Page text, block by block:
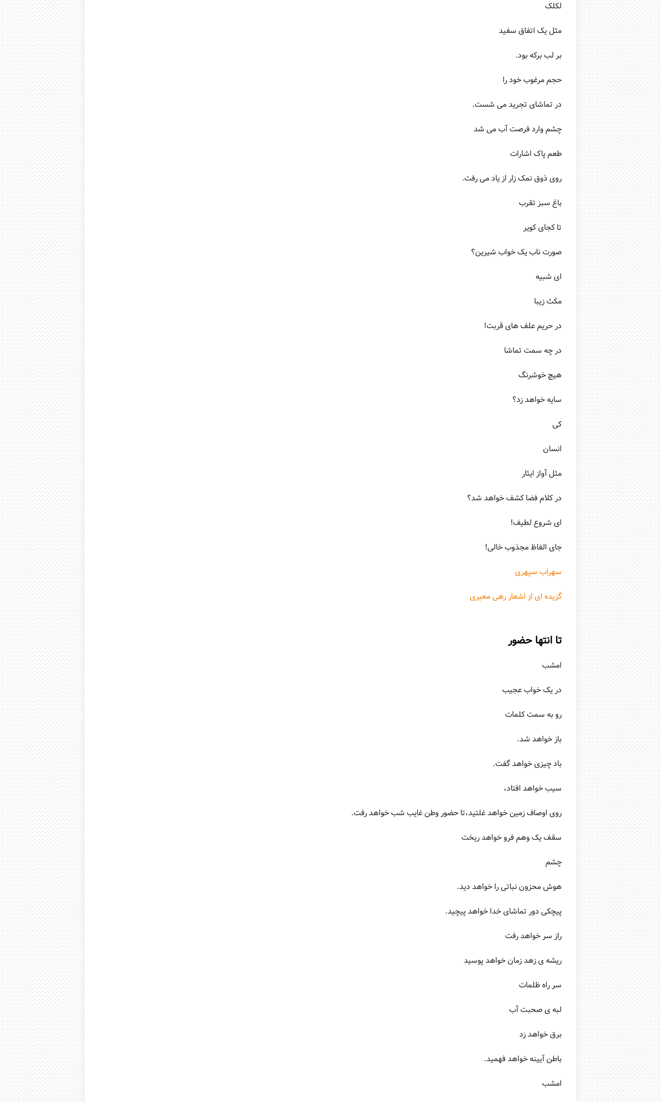
لکلک
مثل یک اتفاق سفید
بر لب برکه بود.
حجم مرغوب خود را
در تماشای تجرید می شست.
چشم وارد فرصت آب می شد
طعم پاک اشارات
روی ذوق نمک زار از یاد می رفت.
باغ سبز تقرب
تا کجای کویر
صورت ناب یک خواب شیرین؟
ای شبیه
مکث زیبا
در حریم علف های قربت!
در چه سمت تماشا
هیچ خوشرنگ
سایه خواهد زد؟
کی
انسان
مثل آواز ایثار
در کلام فضا کشف خواهد شد؟
ای شروع لطیف!
جای الفاظ مجذوب خالی!
سهراب سپهری
گزیده ای از اشعار رهی معیری
تا انتها حضور
امشب
در یک خواب عجیب
رو به سمت کلمات
باز خواهد شد.
باد چیزی خواهد گفت.
سیب خواهد افتاد،
روی اوصاف زمین خواهد غلتید،تا حضور وطن غایب شب خواهد رفت.
سقف یک وهم فرو خواهد ریخت
چشم
هوش محزون نباتی را خواهد دید.
پیچکی دور تماشای خدا خواهد پیچید.
راز سر خواهد رفت
ریشه ی زهد زمان خواهد پوسید
سر راه ظلمات
لبه ی صحبت آب
برق خواهد زد
باطن آیینه خواهد فهمید.
امشب